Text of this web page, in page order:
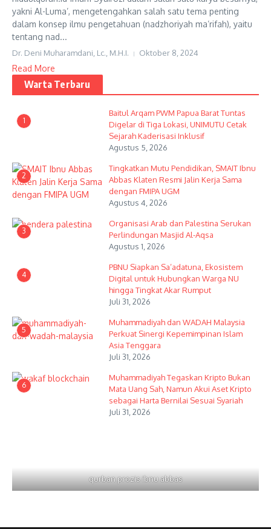
yakni Al-Luma’, mengetengahkan salah satu tema penting
dalam konsep ilmu pengetahuan (nadzhoriyah ma’rifah), yaitu
tentang nad...
Dr. Deni Muharamdani, Lc., M.H.I. Oktober 8, 2024
Read More
Warta Terbaru
1
Baitul Arqam PWM Papua Barat Tuntas
Digelar di Tiga Lokasi, UNIMUTU Cetak
Sejarah Kaderisasi Inklusif
Agustus 5, 2026
2
Tingkatkan Mutu Pendidikan, SMAIT Ibnu
Abbas Klaten Resmi Jalin Kerja Sama
dengan FMIPA UGM
Agustus 4, 2026
3
Organisasi Arab dan Palestina Serukan
Perlindungan Masjid Al-Aqsa
Agustus 1, 2026
4
PBNU Siapkan Sa’adatuna, Ekosistem
Digital untuk Hubungkan Warga NU
hingga Tingkat Akar Rumput
Juli 31, 2026
5
Muhammadiyah dan WADAH Malaysia
Perkuat Sinergi Kepemimpinan Islam
Asia Tenggara
Juli 31, 2026
6
Muhammadiyah Tegaskan Kripto Bukan
Mata Uang Sah, Namun Akui Aset Kripto
sebagai Harta Bernilai Sesuai Syariah
Juli 31, 2026
qurban prozis ibnu abbas